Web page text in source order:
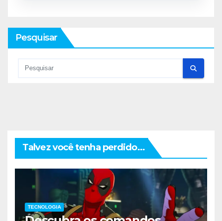
Pesquisar
Talvez você tenha perdido...
TECNOLOGIA